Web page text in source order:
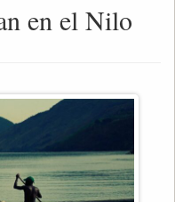
en el Nilo